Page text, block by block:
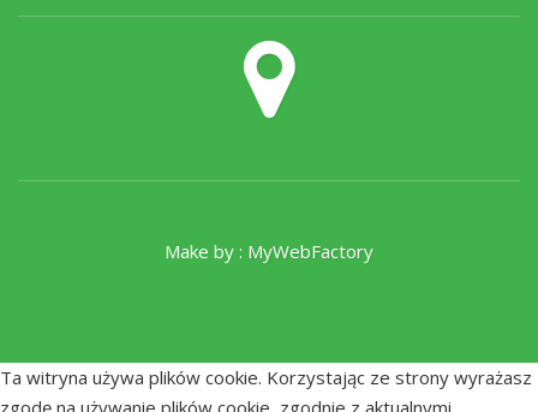
Make by : MyWebFactory
Ta witryna używa plików cookie. Korzystając ze strony wyrażasz